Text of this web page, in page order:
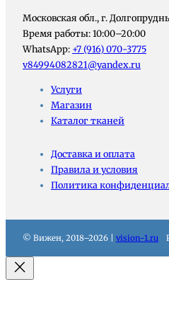
Московская обл., г.
Время работы: 10:00–20:00
WhatsApp: +7 (916) 070-3775
v84994082821@yandex.ru
Услуги
Магазин
Каталог тканей
Доставка и оплата
Правила и условия
Политика
© Вижен, 2018–2026 | vision-1.ru